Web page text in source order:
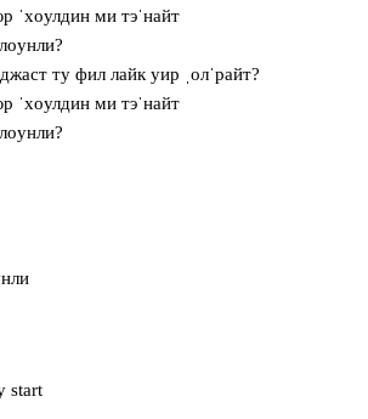
ˈхoулдин ми тэˈнайт
ту фил лайк уир ˌолˈрайт?
ˈхoулдин ми тэˈнайт
start